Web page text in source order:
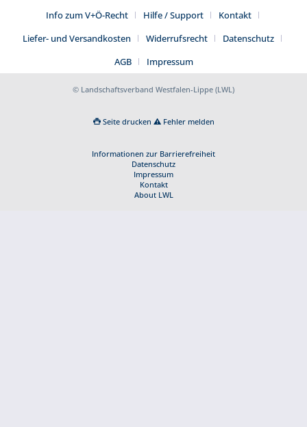
Info zum V+Ö-Recht
Hilfe / Support
Kontakt
Liefer- und Versandkosten
Widerrufsrecht
Datenschutz
AGB
Impressum
© Landschaftsverband Westfalen-Lippe (LWL)
Seite drucken Fehler melden
Informationen zur Barrierefreiheit
Datenschutz
Impressum
Kontakt
About LWL